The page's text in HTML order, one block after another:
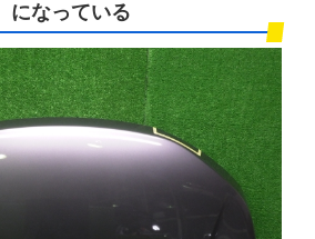
なっている